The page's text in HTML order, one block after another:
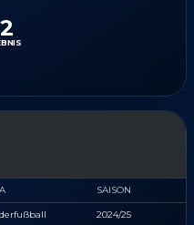
2
SAISON
2024/25